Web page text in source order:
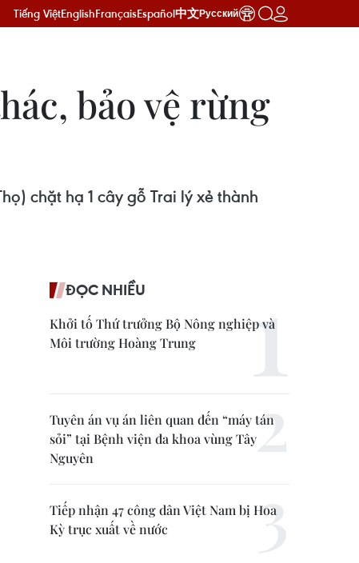
Tiếng ViệtEnglishFrançaisEspañol中文Русский
bảo vệ rừng
chặt hạ 1 cây gỗ Trai lý xẻ thành
ĐỌC NHIỀU
Khởi tố Thứ trưởng Bộ Nông nghiệp và
Môi trường Hoàng Trung
Tuyên án vụ án liên quan đến “máy tán
sỏi” tại Bệnh viện đa khoa vùng Tây
Nguyên
Tiếp nhận 47 công dân Việt Nam bị Hoa
Kỳ trục xuất về nước